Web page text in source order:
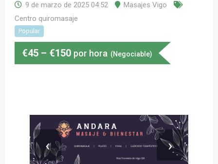
9 de marzo de 2025 04:52
Masajes Vigo
Centro quiromasaje
Popular
€45 – €150 por hora (Negociable)
‹ ›